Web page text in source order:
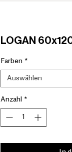
LOGAN
Farben *
Auswählen
Anzahl *